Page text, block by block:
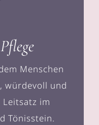
Menschen
würdevoll und
im
Tönisstein.